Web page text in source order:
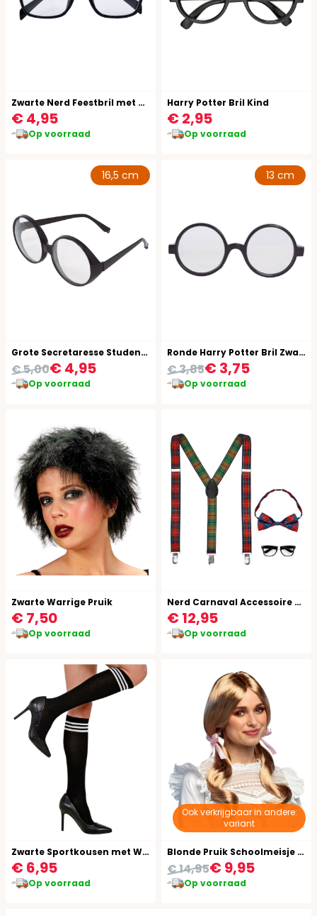
Zwarte Nerd Feestbril met Glazen
€ 4,95
Op voorraad
Harry Potter Bril Kind
€ 2,95
Op voorraad
16,5 cm
Grote Secretaresse Studente Bril
€ 4,95
€ 5,00
Op voorraad
13 cm
Ronde Harry Potter Bril Zwart
€ 3,75
€ 3,85
Op voorraad
Zwarte Warrige Pruik
€ 7,50
Op voorraad
Nerd Carnaval Accessoire Setje
€ 12,95
Op voorraad
Zwarte Sportkousen met Witte Streep
€ 6,95
Op voorraad
Ook verkrijgbaar in andere:
variant
Blonde Pruik Schoolmeisje Dames
€ 9,95
€ 14,95
Op voorraad